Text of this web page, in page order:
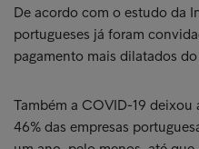
De acordo com o estudo da
portugueses já foram
pagamento mais dilatados
Também a COVID-19 deixou
46% das empresas